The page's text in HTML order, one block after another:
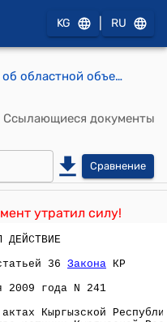
KG RU
Типовое положение об областной объединенной больнице ( Утверждено приказом Министерства здравоохранения Кыргызской Республики от 22 марта 2000 года № 73)
Ссылающиеся документы
Сравнение
утратил силу!